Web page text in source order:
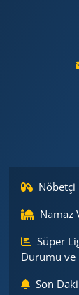
Nöbetçi
Namaz
Süper
Durumu ve
Son